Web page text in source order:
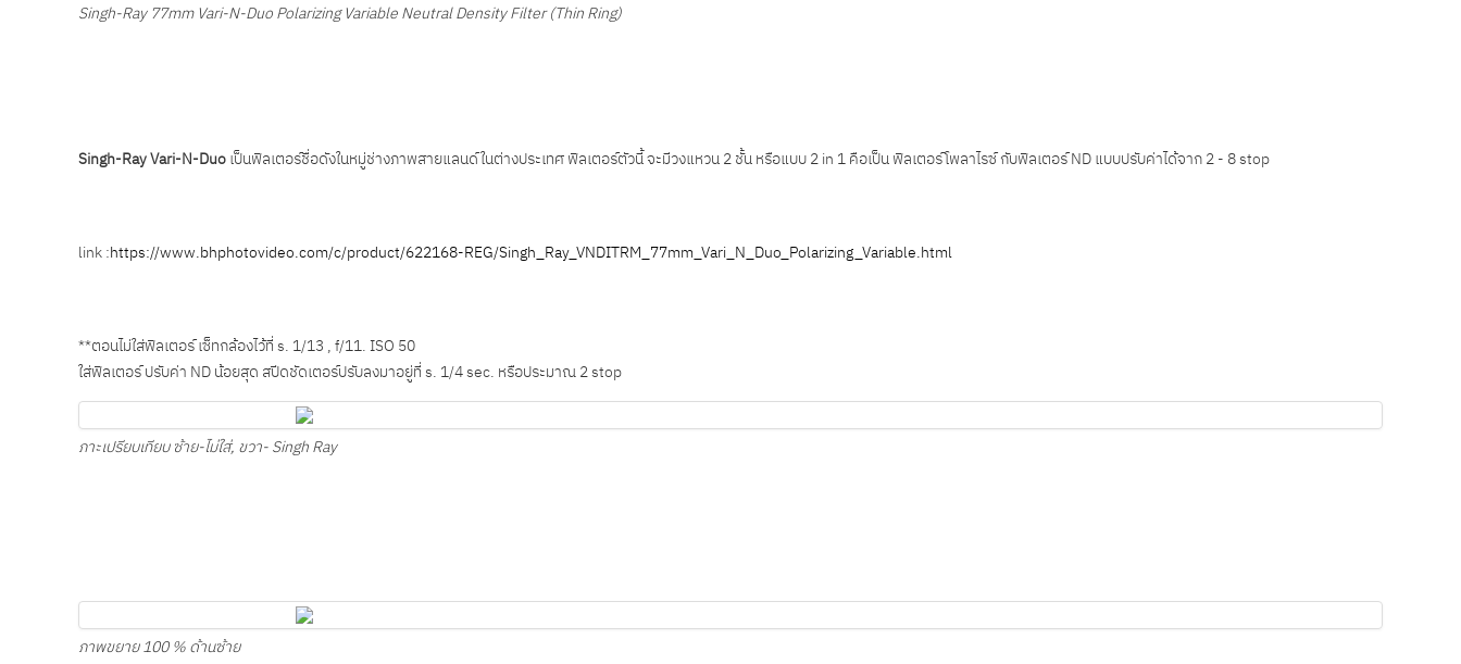
Singh-Ray 77mm Vari-N-Duo Polarizing Variable Neutral Density Filter (Thin Ring)
Singh-Ray Vari-N-Duoเป็นฟิลเตอร์ชื่อดังในหมู่ช่างภาพสายแลนด์ในต่างประเทศ ฟิลเตอร์ตัวนี้ จะมีวงแหวน 2 ชั้น หรือแบบ 2 in 1 คือเป็น ฟิลเตอร์โพลาไรซ์ กับฟิลเตอร์ ND แบบปรับค่าได้จาก 2 - 8 stop
link :https://www.bhphotovideo.com/c/product/622168-REG/Singh_Ray_VNDITRM_77mm_Vari_N_Duo_Polarizing_Variable.html
**ตอนไม่ใส่ฟิลเตอร์ เซ็ทกล้องไว้ที่ s. 1/13 , f/11. ISO 50
ใส่ฟิลเตอร์ ปรับค่า ND น้อยสุด สปีดชัดเตอร์ปรับลงมาอยู่ที่ s. 1/4 sec. หรือประมาณ 2 stop
ภาะเปรียบเทียบ ซ้าย-ไม่ใส่, ขวา- Singh Ray
ภาพขยาย 100 % ด้านซ้าย